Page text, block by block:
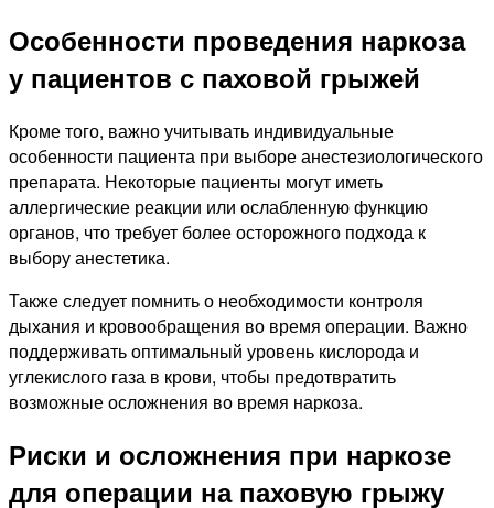
Особенности проведения наркоза
у пациентов с паховой грыжей
Кроме того, важно учитывать индивидуальные
особенности пациента при выборе анестезиологического
препарата. Некоторые пациенты могут иметь
аллергические реакции или ослабленную функцию
органов, что требует более осторожного подхода к
выбору анестетика.
Также следует помнить о необходимости контроля
дыхания и кровообращения во время операции. Важно
поддерживать оптимальный уровень кислорода и
углекислого газа в крови, чтобы предотвратить
возможные осложнения во время наркоза.
Риски и осложнения при наркозе
для операции на паховую грыжу